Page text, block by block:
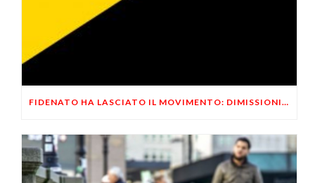
FIDENATO HA LASCIATO IL MOVIMENTO: DIMISSIONI ANNUNCIATE AD APRILE